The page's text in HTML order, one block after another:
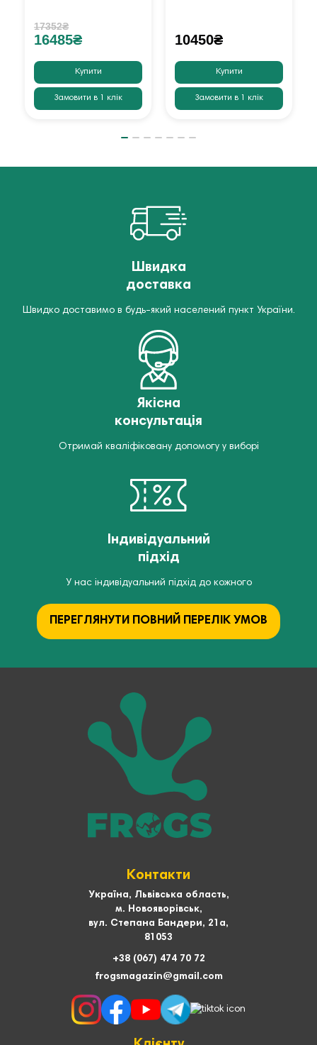
17352₴
16485₴
Купити
Замовити в 1 клік
10450₴
Купити
Замовити в 1 клік
Швидка
доставка
Швидко доставимо в будь-який населений пункт України.
Якісна
консультація
Отримай кваліфіковану допомогу у виборі
Індивідуальний
підхід
У нас індивідуальний підхід до кожного
ПЕРЕГЛЯНУТИ ПОВНИЙ ПЕРЕЛІК УМОВ
Контакти
Україна, Львівська область,
м. Новояворівськ,
вул. Степана Бандери, 21а,
81053
+38 (067) 474 70 72
frogsmagazin@gmail.com